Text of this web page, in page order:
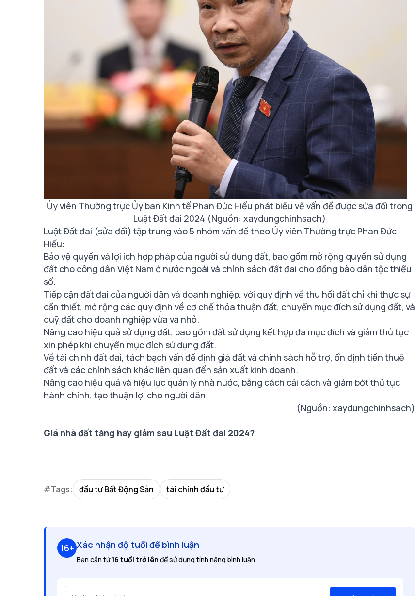
Ủy viên Thường trực Ủy ban Kinh tế Phan Đức Hiếu phát biểu về vấn đề được sửa đổi trong
Luật Đất đai 2024 (Nguồn: xaydungchinhsach)
Luật Đất đai (sửa đổi) tập trung vào 5 nhóm vấn đề theo Ủy viên Thường trực Phan Đức
Hiếu:
Bảo vệ quyền và lợi ích hợp pháp của người sử dụng đất, bao gồm mở rộng quyền sử dụng
đất cho công dân Việt Nam ở nước ngoài và chính sách đất đai cho đồng bào dân tộc thiểu
số.
Tiếp cận đất đai của người dân và doanh nghiệp, với quy định về thu hồi đất chỉ khi thực sự
cần thiết, mở rộng các quy định về cơ chế thỏa thuận đất, chuyển mục đích sử dụng đất, và
quỹ đất cho doanh nghiệp vừa và nhỏ.
Nâng cao hiệu quả sử dụng đất, bao gồm đất sử dụng kết hợp đa mục đích và giảm thủ tục
xin phép khi chuyển mục đích sử dụng đất.
Về tài chính đất đai, tách bạch vấn đề định giá đất và chính sách hỗ trợ, ổn định tiền thuê
đất và các chính sách khác liên quan đến sản xuất kinh doanh.
Nâng cao hiệu quả và hiệu lực quản lý nhà nước, bằng cách cải cách và giảm bớt thủ tục
hành chính, tạo thuận lợi cho người dân.
(Nguồn: xaydungchinhsach)
Giá nhà đất tăng hay giảm sau Luật Đất đai 2024?
#Tags: đầu tư Bất Động Sản tài chính đầu tư
16+ Xác nhận độ tuổi để bình luận
Bạn cần từ16 tuổi trở lên để sử dụng tính năng bình luận